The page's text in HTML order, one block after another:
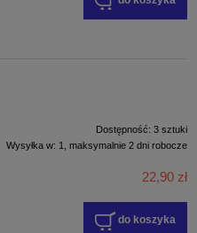
Dostępność: 3 sztuki
Wysyłka w: 1, maksymalnie 2 dni robocze
22,90 zł
do koszyka